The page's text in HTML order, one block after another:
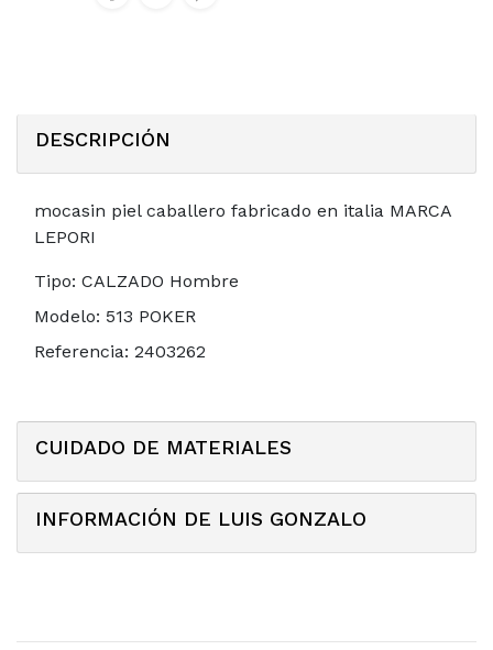
DESCRIPCIÓN
mocasin piel caballero fabricado en italia MARCA
LEPORI
Tipo: CALZADO Hombre
Modelo: 513 POKER
Referencia: 2403262
CUIDADO DE MATERIALES
INFORMACIÓN DE LUIS GONZALO